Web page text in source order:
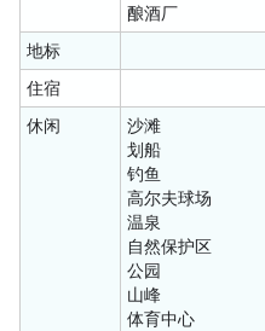
酿酒厂
地标
住宿
休闲
沙滩
划船
钓鱼
高尔夫球场
温泉
自然保护区
公园
山峰
体育中心